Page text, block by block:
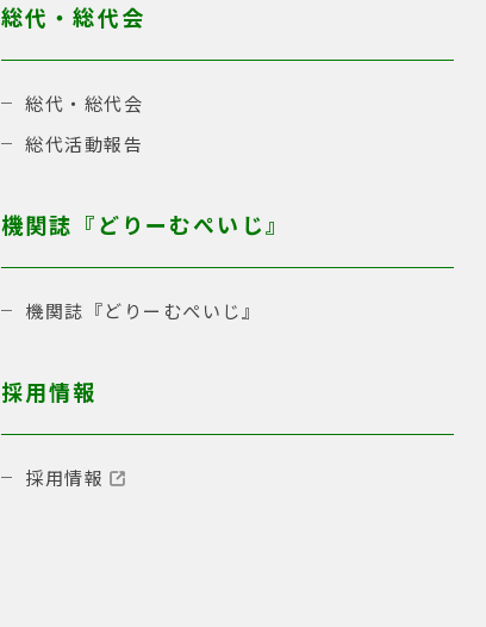
総代・総代会
総代・総代会
総代活動報告
機関誌『どりーむぺいじ』
機関誌『どりーむぺいじ』
採用情報
採用情報